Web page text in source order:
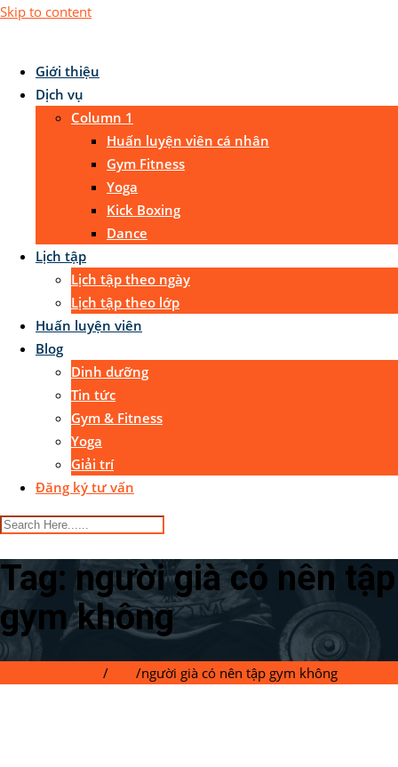
Skip to content
Giới thiệu
Dịch vụ
Column 1
Huấn luyện viên cá nhân
Gym Fitness
Yoga
Kick Boxing
Dance
Lịch tập
Lịch tập theo ngày
Lịch tập theo lớp
Huấn luyện viên
Blog
Dinh dưỡng
Tin tức
Gym & Fitness
Yoga
Giải trí
Đăng ký tư vấn
Tag: người già có nên tập
gym không
/ /người già có nên tập gym không